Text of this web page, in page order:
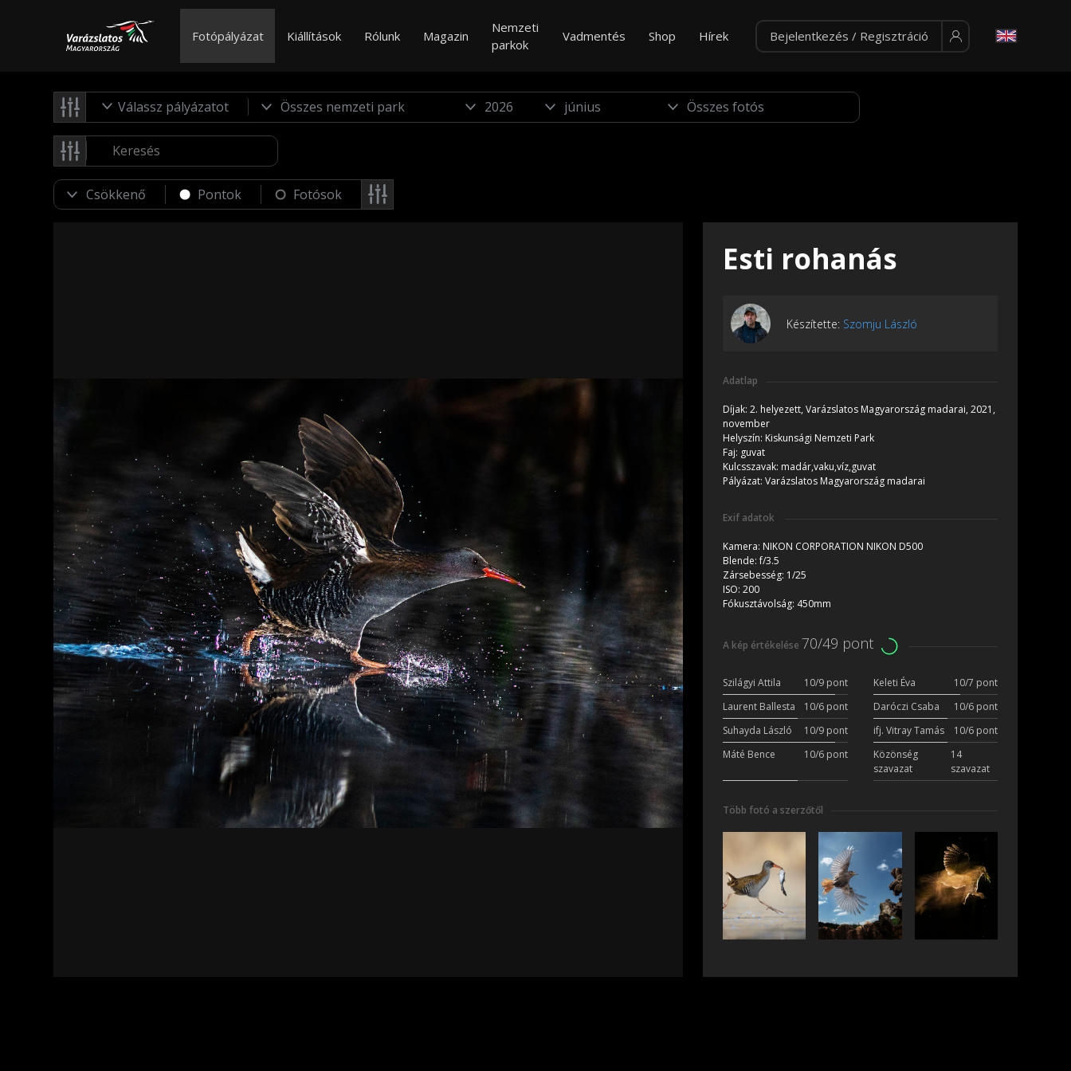
Fotópályázat Kiállítások Rólunk Magazin
Nemzeti
parkok
Vadmentés Shop Hírek Bejelentkezés / Regisztráció
Válassz pályázatot
Pontok Fotósok
Esti rohanás
Készítette: Szomju László
Adatlap
Díjak: 2. helyezett, Varázslatos Magyarország madarai, 2021,
november
Helyszín: Kiskunsági Nemzeti Park
Faj: guvat
Kulcsszavak: madár,vaku,víz,guvat
Pályázat: Varázslatos Magyarország madarai
Exif adatok
Kamera: NIKON CORPORATION NIKON D500
Blende:f/3.5
Zársebesség: 1/25
ISO: 200
Fókusztávolság: 450mm
A kép értékelése 70/49 pont
Szilágyi Attila 10/9 pont Keleti Éva
10/7 pont
Laurent Ballesta
10/6 pont Daróczi Csaba
10/6 pont
Suhayda László
10/9 pont ifj. Vitray Tamás
10/6 pont
Máté Bence
10/6 pont
Közönség
szavazat
14
szavazat
Több fotó a szerzőtől